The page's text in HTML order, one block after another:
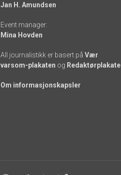
Jan H. Amundsen
Event manager:
Mina Hovden
All journalistikk er basert på Vær
varsom-plakaten og
Om informasjonskapsler
Footer